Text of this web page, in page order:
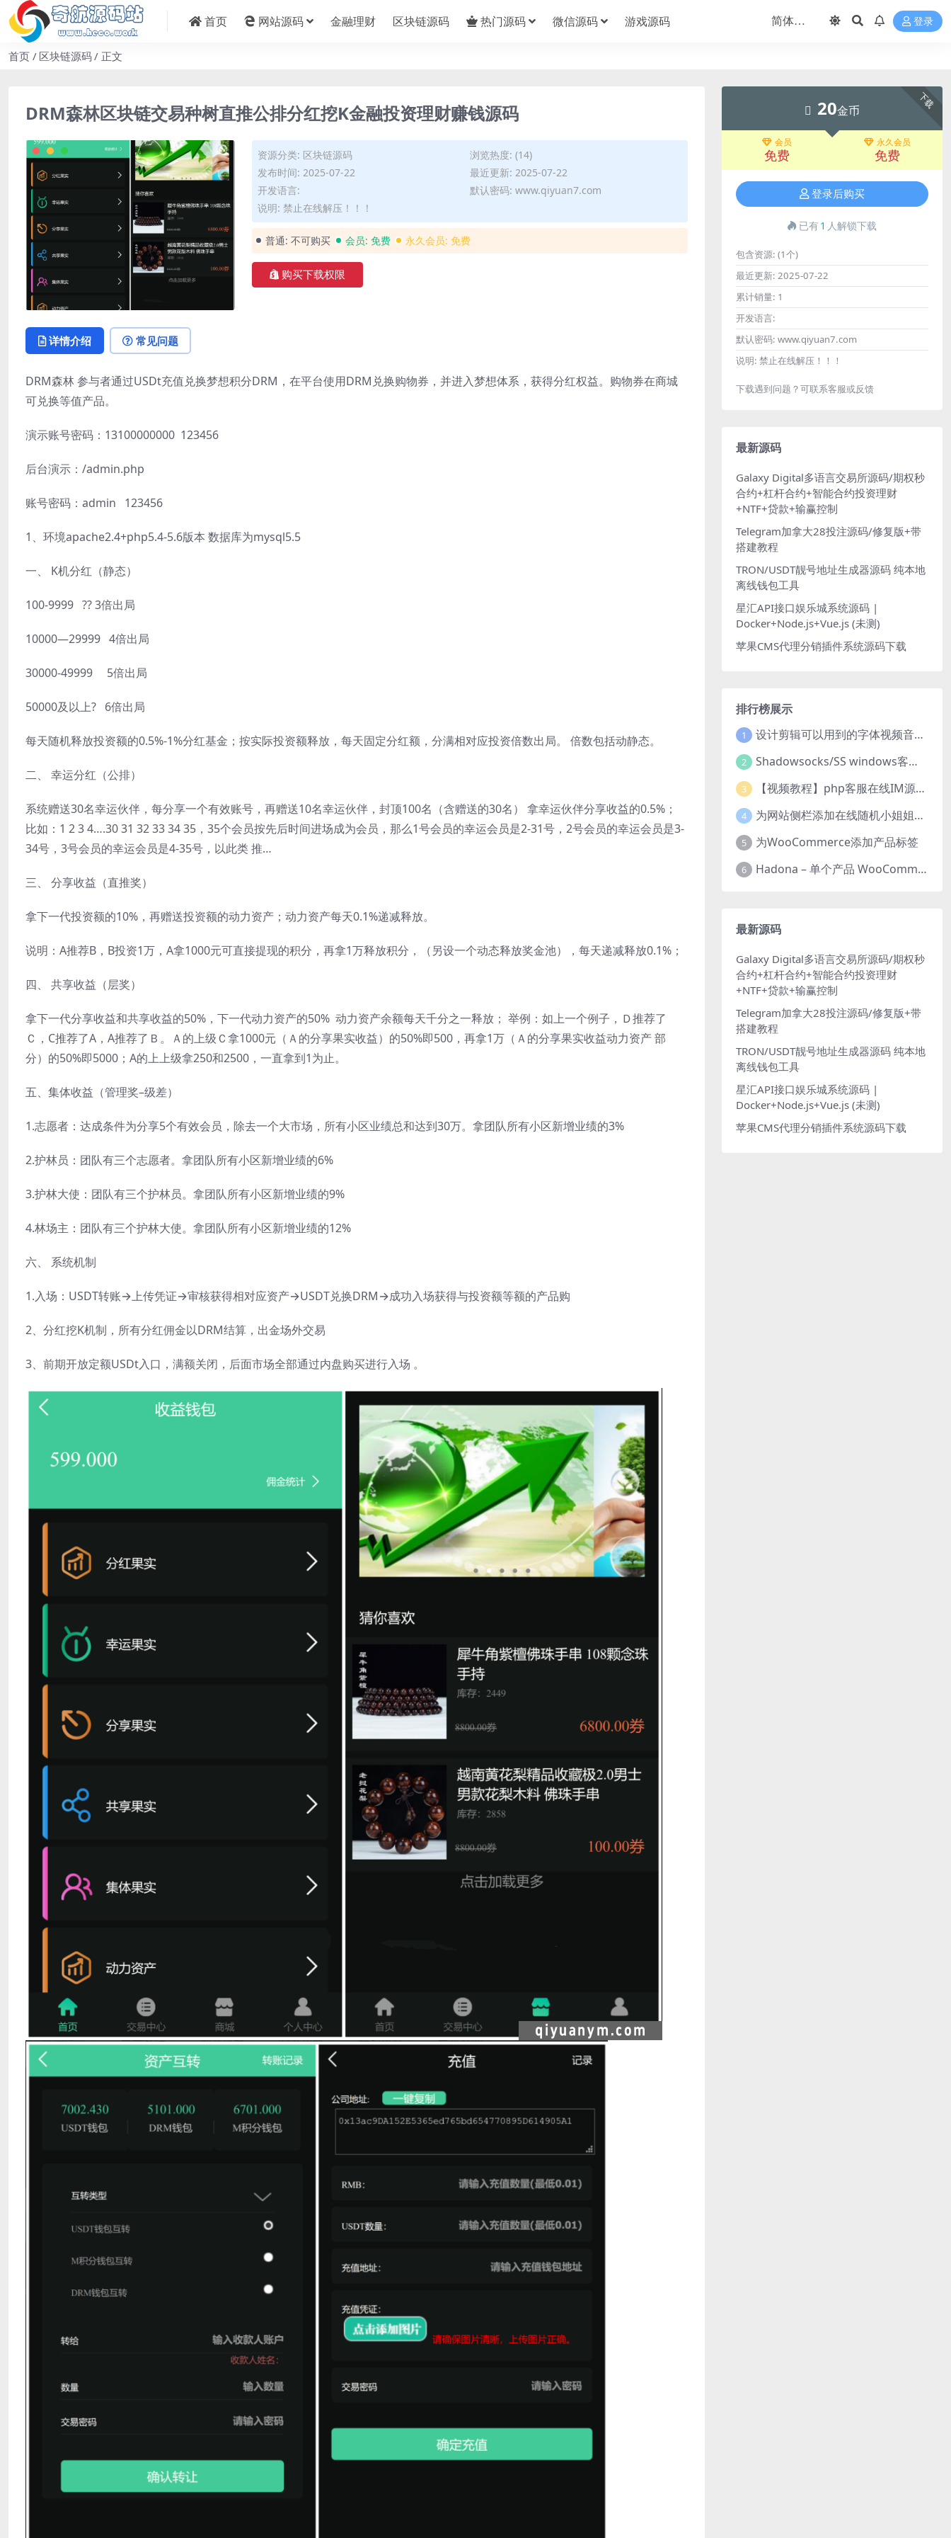
首页 网站源码 金融理财 区块链源码 热门源码 微信源码 游戏源码 登录
首页 区块链源码 正文
DRM森林区块链交易种树直推公排分红挖K金融投资理财赚钱源码
资源分类: 区块链源码
浏览热度: (14)
发布时间: 2025-07-22
最近更新: 2025-07-22
开发语言:
默认密码: www.qiyuan7.com
说明: 禁止在线解压！！！
普通: 不可购买 会员: 免费 永久会员: 免费
购买下载权限
详情介绍 常见问题
DRM森林 参与者通过USDt充值兑换梦想积分DRM，在平台使用DRM兑换购物券，并进入梦想体系，获得分红权益。购物券在商城
可兑换等值产品。
演示账号密码：13100000000 123456
后台演示：/admin.php
账号密码：admin 123456
1、环境apache2.4+php5.4-5.6版本 数据库为mysql5.5
一、 K机分红（静态）
100-9999 ?? 3倍出局
10000—29999 4倍出局
30000-49999 5倍出局
50000及以上? 6倍出局
每天随机释放投资额的0.5%-1%分红基金；按实际投资额释放，每天固定分红额，分满相对应投资倍数出局。 倍数包括动静态。
二、 幸运分红（公排）
系统赠送30名幸运伙伴，每分享一个有效账号，再赠送10名幸运伙伴，封顶100名（含赠送的30名） 拿幸运伙伴分享收益的0.5%；
比如：1 2 3 4….30 31 32 33 34 35，35个会员按先后时间进场成为会员，那么1号会员的幸运会员是2-31号，2号会员的幸运会员是3-
34号，3号会员的幸运会员是4-35号，以此类 推…
三、 分享收益（直推奖）
拿下一代投资额的10%，再赠送投资额的动力资产；动力资产每天0.1%递减释放。
说明：A推荐B，B投资1万，A拿1000元可直接提现的积分，再拿1万释放积分，（另设一个动态释放奖金池），每天递减释放0.1%；
四、 共享收益（层奖）
拿下一代分享收益和共享收益的50%，下一代动力资产的50% 动力资产余额每天千分之一释放； 举例：如上一个例子，Ｄ推荐了
Ｃ，C推荐了A，A推荐了Ｂ。Ａ的上级Ｃ拿1000元（Ａ的分享果实收益）的50%即500，再拿1万（Ａ的分享果实收益动力资产 部
分）的50%即5000；A的上上级拿250和2500，一直拿到1为止。
五、集体收益（管理奖–级差）
1.志愿者：达成条件为分享5个有效会员，除去一个大市场，所有小区业绩总和达到30万。拿团队所有小区新增业绩的3%
2.护林员：团队有三个志愿者。拿团队所有小区新增业绩的6%
3.护林大使：团队有三个护林员。拿团队所有小区新增业绩的9%
4.林场主：团队有三个护林大使。拿团队所有小区新增业绩的12%
六、 系统机制
1.入场：USDT转账→上传凭证→审核获得相对应资产→USDT兑换DRM→成功入场获得与投资额等额的产品购
2、分红挖K机制，所有分红佣金以DRM结算，出金场外交易
3、前期开放定额USDt入口，满额关闭，后面市场全部通过内盘购买进行入场 。
下载
20金币
会员
免费
永久会员
免费
登录后购买
已有1 人解锁下载
包含资源: (1个)
最近更新: 2025-07-22
累计销量: 1
开发语言:
默认密码: www.qiyuan7.com
说明: 禁止在线解压！！！
下载遇到问题？可联系客服或反馈
最新源码
Galaxy Digital多语言交易所源码/期权秒
合约+杠杆合约+智能合约投资理财
+NTF+贷款+输赢控制
Telegram加拿大28投注源码/修复版+带
搭建教程
TRON/USDT靓号地址生成器源码 纯本地
离线钱包工具
星汇API接口娱乐城系统源码 |
Docker+Node.js+Vue.js (未测)
苹果CMS代理分销插件系统源码下载
排行榜展示
1 设计剪辑可以用到的字体视频音乐音效素材
2 Shadowsocks/SS windows客户端下载
3 【视频教程】php客服在线IM源码 网页在线客服软件代码
4 为网站侧栏添加在线随机小姐姐视频小功能源码
5 为WooCommerce添加产品标签
6 Hadona – 单个产品 WooCommerce WordPress 主题
最新源码
Galaxy Digital多语言交易所源码/期权秒
合约+杠杆合约+智能合约投资理财
+NTF+贷款+输赢控制
Telegram加拿大28投注源码/修复版+带
搭建教程
TRON/USDT靓号地址生成器源码 纯本地
离线钱包工具
星汇API接口娱乐城系统源码 |
Docker+Node.js+Vue.js (未测)
苹果CMS代理分销插件系统源码下载